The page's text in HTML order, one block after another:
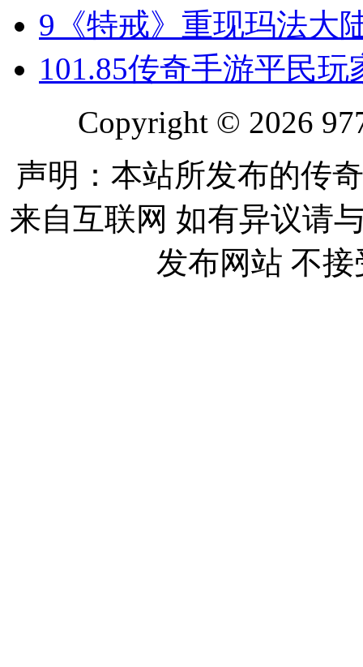
9 《特戒》重现玛法大
101.85传奇手游平民
Copyright © 2026
声明：本站所发布的传
来自互联网 如有异议请
发布网站 不